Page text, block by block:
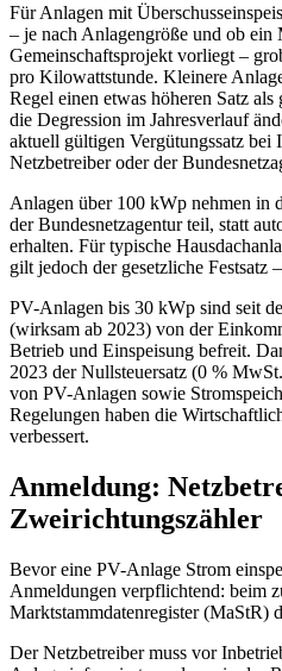
Für Anlagen mit
– je nach Anlagengröße und ob ein
Gemeinschaftsprojekt vorliegt –
pro Kilowattstunde. Kleinere
Regel einen etwas höheren Satz
die Degression im Jahresverlauf
aktuell gültigen Vergütungssatz bei
Netzbetreiber oder der
Anlagen über 100 kWp nehmen in
der Bundesnetzagentur teil, statt
erhalten. Für typische
gilt jedoch der gesetzliche Festsatz
PV-Anlagen bis 30 kWp sind seit
(wirksam ab 2023) von der
Betrieb und Einspeisung befreit.
2023 der Nullsteuersatz (0 %
von PV-Anlagen sowie
Regelungen haben die
verbessert.
Anmeldung:
Zweirichtungszähler
Bevor eine PV-Anlage Strom
Anmeldungen verpflichtend: beim
Marktstammdatenregister (MaStR)
Der Netzbetreiber muss vor